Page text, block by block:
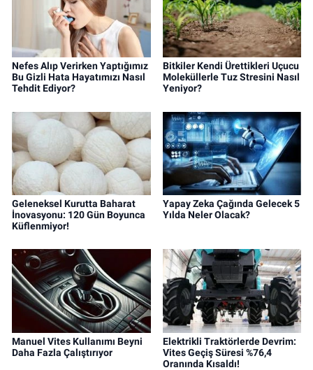
Nefes Alıp Verirken Yaptığımız
Bu Gizli Hata Hayatımızı Nasıl
Tehdit Ediyor?
Bitkiler Kendi Ürettikleri Uçucu
Moleküllerle Tuz Stresini Nasıl
Yeniyor?
Geleneksel Kurutta Baharat
İnovasyonu: 120 Gün Boyunca
Küflenmiyor!
Yapay Zeka Çağında Gelecek 5
Yılda Neler Olacak?
Manuel Vites Kullanımı Beyni
Daha Fazla Çalıştırıyor
Elektrikli Traktörlerde Devrim:
Vites Geçiş Süresi %76,4
Oranında Kısaldı!